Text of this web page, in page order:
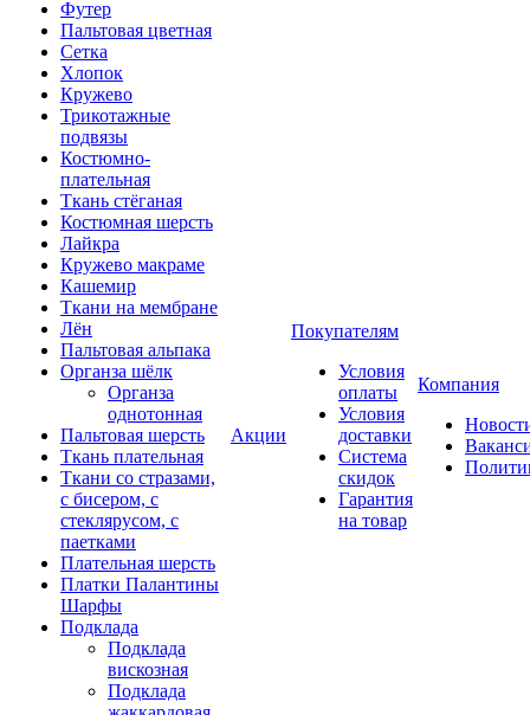
Футер
Пальтовая цветная
Сетка
Хлопок
Кружево
Трикотажные
подвязы
Костюмно-
плательная
Ткань стёганая
Костюмная шерсть
Лайкра
Кружево макраме
Кашемир
Ткани на мембране
Лён
Пальтовая альпака
Органза шёлк
Органза
однотонная
Пальтовая шерсть
Ткань плательная
Ткани со стразами,
с бисером, с
стеклярусом, с
паетками
Плательная шерсть
Платки Палантины
Шарфы
Подклада
Подклада
вискозная
Подклада
Акции
Покупателям
Условия
оплаты
Условия
доставки
Система
скидок
Гарантия
на товар
Компания